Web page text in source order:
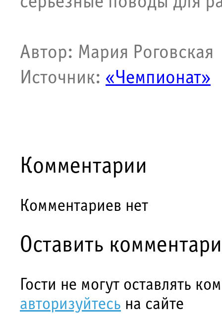
Автор: Мария Роговская
Источник: «Чемпионат»
Комментарии
Комментариев нет
Оставить
Гости не могут оставлять
авторизуйтесь на сайте